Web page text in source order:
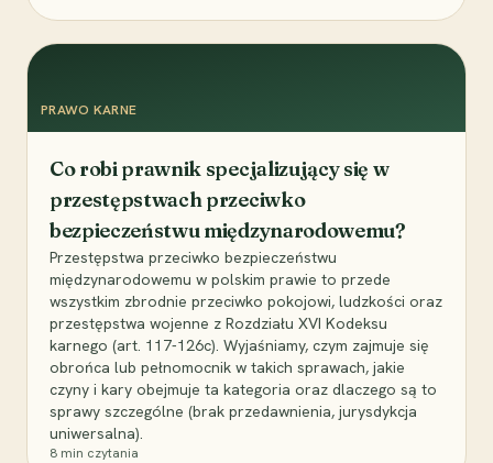
PRAWO KARNE
Co robi prawnik specjalizujący się w
przestępstwach przeciwko
bezpieczeństwu międzynarodowemu?
Przestępstwa przeciwko bezpieczeństwu
międzynarodowemu w polskim prawie to przede
wszystkim zbrodnie przeciwko pokojowi, ludzkości oraz
przestępstwa wojenne z Rozdziału XVI Kodeksu
karnego (art. 117-126c). Wyjaśniamy, czym zajmuje się
obrońca lub pełnomocnik w takich sprawach, jakie
czyny i kary obejmuje ta kategoria oraz dlaczego są to
sprawy szczególne (brak przedawnienia, jurysdykcja
uniwersalna).
8 min czytania